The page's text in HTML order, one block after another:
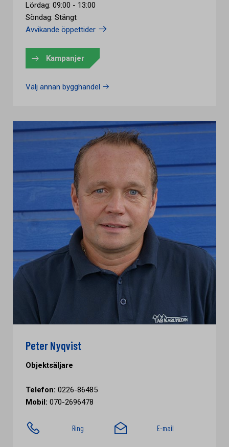
Lördag: 09:00 - 13:00
Söndag: Stängt
Avvikande öppettider
Kampanjer
Välj annan bygghandel
Peter Nyqvist
Objektsäljare
Telefon: 0226-86485
Mobil: 070-2696478
Ring E-mail